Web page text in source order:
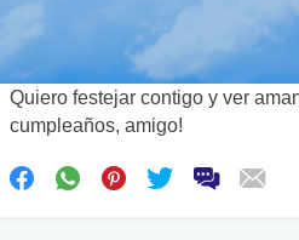
Quiero festejar contigo y ver
cumpleaños, amigo!